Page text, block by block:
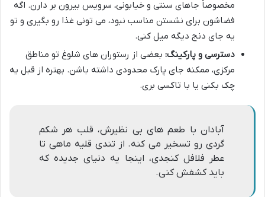
مخصوصاً جاهای سنتی و خیابونی، سرویس بیرون بر دارن. اگه
فضاشون برای نشستن مناسب نبود، می تونی غذا رو بگیری و تو
یه جای دنج دیگه میل کنی.
دسترسی و پارکینگ: بعضی از رستوران های شلوغ تو مناطق
مرکزی، ممکنه جای پارک محدودی داشته باشن. بهتره از قبل یه
چک بکنی یا با تاکسی بری.
آبادان با طعم های بی نظیرش، قلب هر شکم
گردی رو تسخیر می کنه. از تندی قلیه ماهی تا
عطر فلافل کنجدی، اینجا یه دنیای جدیده که
باید کشفش کنی.